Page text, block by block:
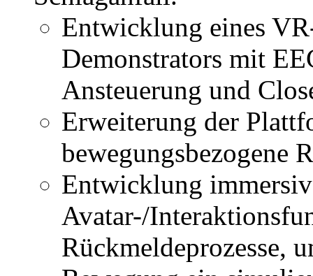
Entwicklung eines
Demonstrators mit
Ansteuerung und
Erweiterung der
bewegungsbezogene
Entwicklung
Avatar-/
Rückmeldeprozesse,